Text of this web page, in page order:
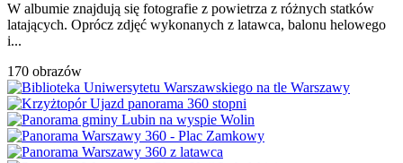
W albumie znajdują się fotografie z powietrza z różnych statków
latających. Oprócz zdjęć wykonanych z latawca, balonu helowego
i...
170 obrazów